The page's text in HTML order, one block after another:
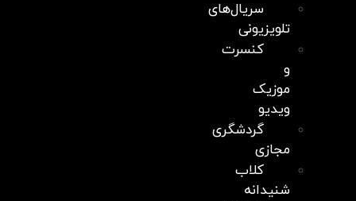
سریال‌های
تلویزیونی
کنسرت
و
موزیک
ویدیو
گردشگری
مجازی
کلاب
شنیدانه